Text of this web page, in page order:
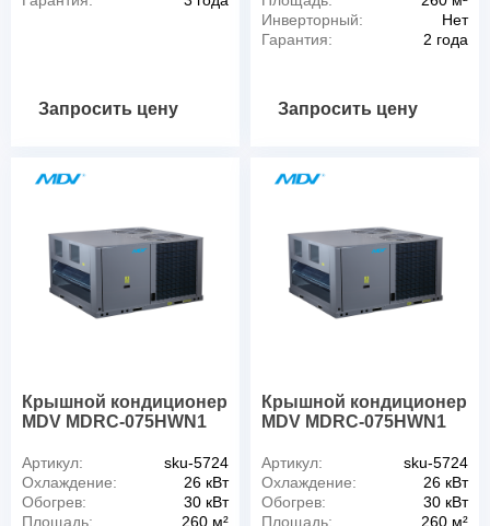
Запросить цену
Инверторный:
Нет
Гарантия:
2 года
Запросить цену
Крышной кондиционер
MDV MDRC-075HWN1
Артикул:
sku-5724
Охлаждение:
26 кВт
Обогрев:
30 кВт
Площадь:
260 м²
Крышной кондиционер
MDV MDRC-075HWN1
Артикул:
sku-5724
Охлаждение:
26 кВт
Обогрев:
30 кВт
Площадь:
260 м²